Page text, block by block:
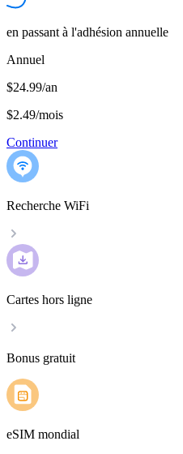
en passant à l'adhésion annuelle
Annuel
$24.99/an
$2.49/mois
Continuer
Recherche WiFi
Cartes hors ligne
Bonus gratuit
eSIM mondial